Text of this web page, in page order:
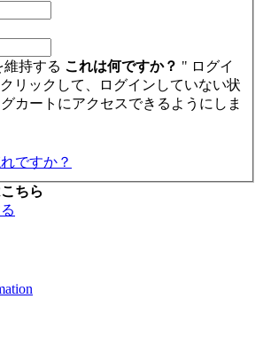
維持する これは何ですか？ " ログイ
リックして、ログインしていない状
カートにアクセスできるようにしま
ですか？
ちら